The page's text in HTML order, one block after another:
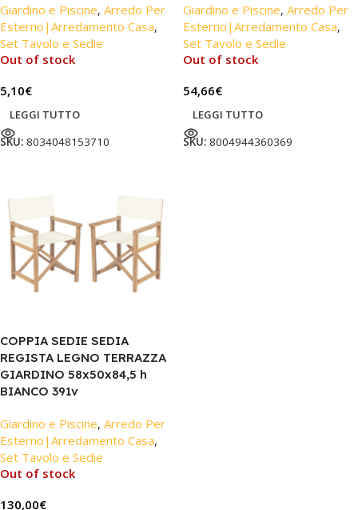
Giardino e Piscine, Arredo Per
Esterno|Arredamento Casa,
Set Tavolo e Sedie
Out of stock
5,10€
LEGGI TUTTO
SKU: 8034048153710
Giardino e Piscine, Arredo Per
Esterno|Arredamento Casa,
Set Tavolo e Sedie
Out of stock
54,66€
LEGGI TUTTO
SKU: 8004944360369
COPPIA SEDIE SEDIA
REGISTA LEGNO TERRAZZA
GIARDINO 58x50x84,5 h
BIANCO 391v
Giardino e Piscine, Arredo Per
Esterno|Arredamento Casa,
Set Tavolo e Sedie
Out of stock
130,00€